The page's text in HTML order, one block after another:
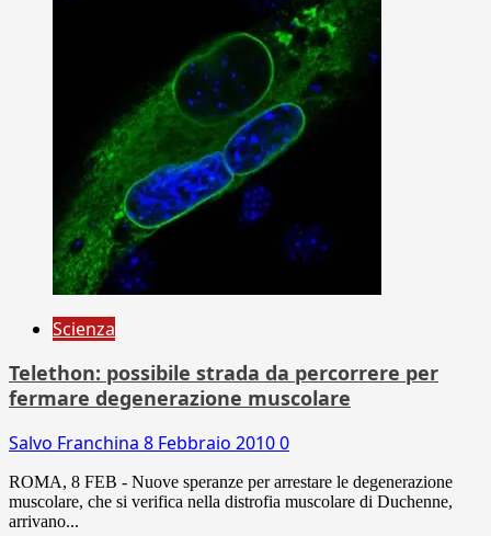
Scienza
Telethon: possibile strada da percorrere per
fermare degenerazione muscolare
Salvo Franchina 8 Febbraio 20100
ROMA, 8 FEB - Nuove speranze per arrestare le degenerazione
muscolare, che si verifica nella distrofia muscolare di Duchenne,
arrivano...